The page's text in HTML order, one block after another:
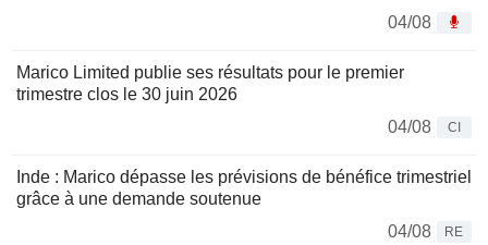
04/08
Marico Limited publie ses résultats pour le premier
trimestre clos le 30 juin 2026
04/08
CI
Inde : Marico dépasse les prévisions de bénéfice trimestriel
grâce à une demande soutenue
04/08
RE